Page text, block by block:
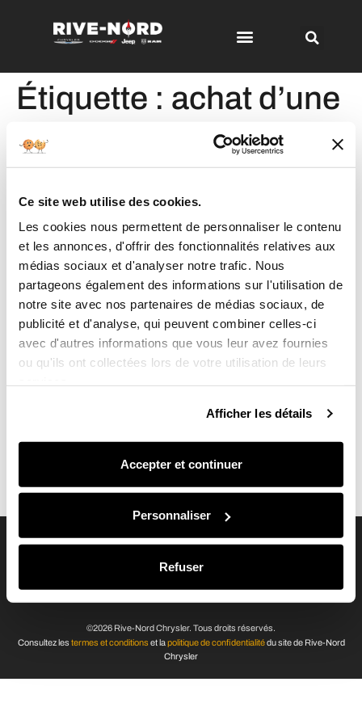
Ce site web utilise des cookies.
Les cookies nous permettent de personnaliser le contenu
et les annonces, d'offrir des fonctionnalités relatives aux
médias sociaux et d'analyser notre trafic. Nous
partageons également des informations sur l'utilisation de
notre site avec nos partenaires de médias sociaux, de
publicité et d'analyse, qui peuvent combiner celles-ci
avec d'autres informations que vous leur avez fournies
ou qu'ils ont collectées lors de votre utilisation de leurs
Afficher les détails
Accepter et continuer
Personnaliser
Refuser
Étiquette : achat d’une
auto
commencer !
mais aussi le bon modèle selon l’usage que tu veux en faire: mener 3
que ton budget sont donc à la base de ta réflexion.
RIVE-NORD CHRYSLER
450 431-3550
©2026 Rive-Nord Chrysler. Tous droits réservés.
Consultez les termes et conditions et lapolitique de confidentialitédu site de Rive-Nord
Chrysler